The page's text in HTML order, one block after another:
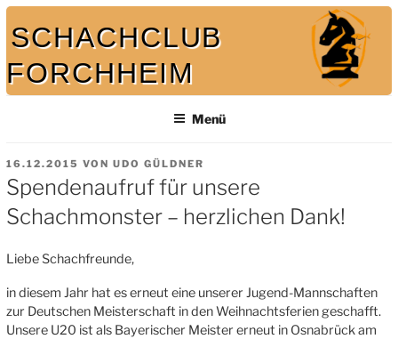
Zum
Inhalt
springen
SCHACHCLUB
FORCHHEIM
Menü
VERÖFFENTLICHT
AM
16.12.2015 VONUDO GÜLDNER
Spendenaufruf für unsere
Schachmonster – herzlichen Dank!
Liebe Schachfreunde,
in diesem Jahr hat es erneut eine unserer Jugend-Mannschaften
zur Deutschen Meisterschaft in den Weihnachtsferien geschafft.
Unsere U20 ist als Bayerischer Meister erneut in Osnabrück am